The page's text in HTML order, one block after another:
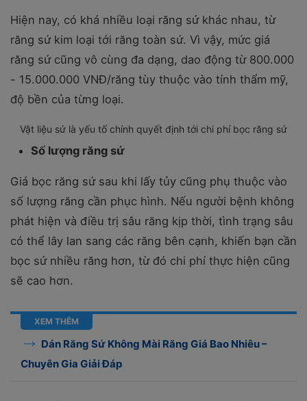
Hiện nay, có khá nhiều loại răng sứ khác nhau, từ
răng sứ kim loại tới răng toàn sứ. Vì vậy, mức giá
răng sứ cũng vô cùng đa dạng, dao động từ 800.000
- 15.000.000 VNĐ/răng tùy thuộc vào tính thẩm mỹ,
độ bền của từng loại.
Vật liệu sứ là yếu tố chính quyết định tới chi phí bọc răng sứ
Số lượng răng sứ
Giá bọc răng sứ sau khi lấy tủy cũng phụ thuộc vào
số lượng răng cần phục hình. Nếu người bệnh không
phát hiện và điều trị sâu răng kịp thời, tình trạng sâu
có thể lây lan sang các răng bên cạnh, khiến bạn cần
bọc sứ nhiều răng hơn, từ đó chi phí thực hiện cũng
sẽ cao hơn.
XEM THÊM
Dán Răng Sứ Không Mài Răng Giá Bao Nhiêu –
Chuyên Gia Giải Đáp